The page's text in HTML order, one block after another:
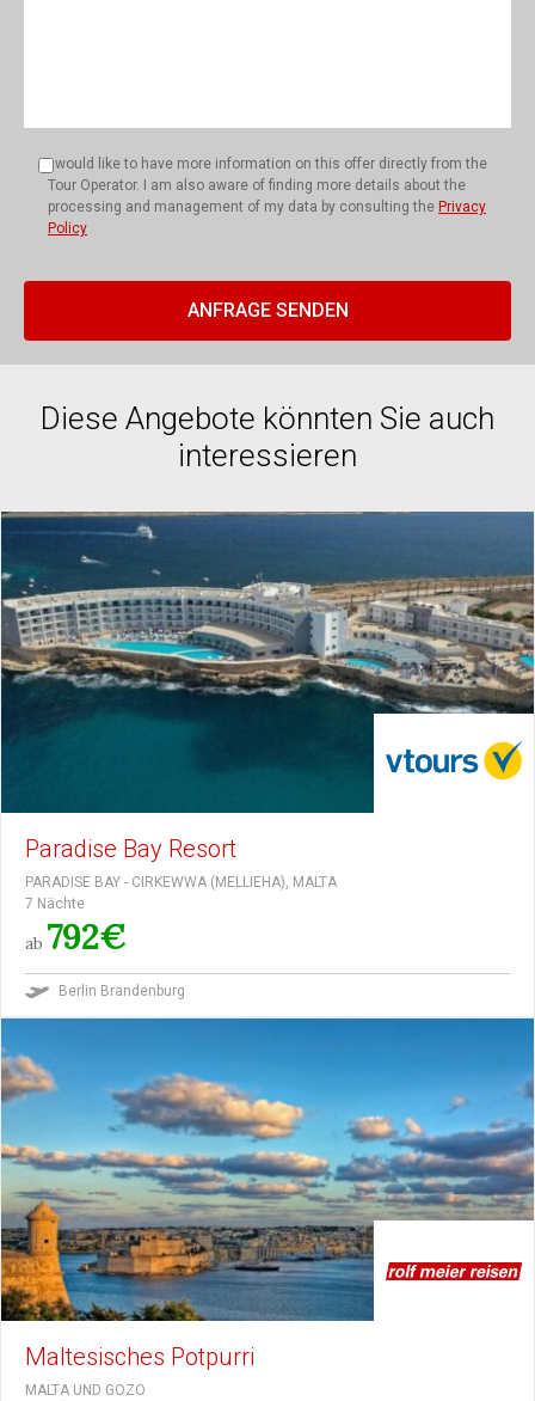
I would like to have more information on this offer directly from the
Tour Operator. I am also aware of finding more details about the
processing and management of my data by consulting the Privacy
Policy
Diese Angebote könnten Sie auch
interessieren
Paradise Bay Resort
PARADISE BAY - CIRKEWWA (MELLIEHA), MALTA
7 Nächte
ab 792€
Berlin Brandenburg
Maltesisches Potpurri
MALTA UND GOZO